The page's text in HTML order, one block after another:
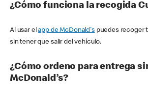
¿Cómo funciona la recogida
Al usar elapp de McDonald'spuedes recoger
sin tener que salir del vehículo.
¿Cómo ordeno para entrega
McDonald’s?